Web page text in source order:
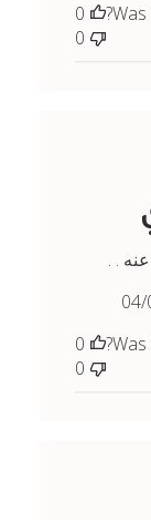
Was
0
0
. .
Was
0
0